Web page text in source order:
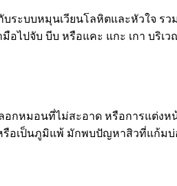
ระบบหมุนเวียนโลหิตและหัวใจ ร
อไปจับ บีบ หรือแคะ แกะ เกา บริ
กหมอนที่ไม่สะอาด หรือการแต่ง
รือเป็นภูมิแพ้ มักพบปัญหาสิวที่แก้มบ่